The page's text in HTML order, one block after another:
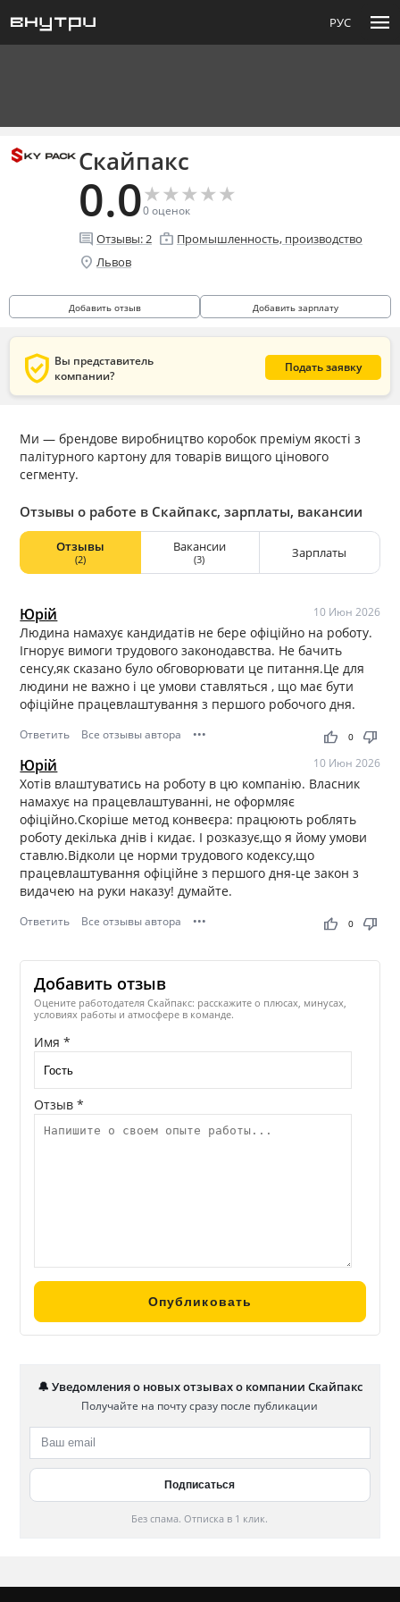
РУС menu
Скайпакс
0.0★
★★
★★
★★
★★
★
0оценок
comment Отзывы:2 enterprise Промышленность, производство
location_on Львов
Добавить отзыв Добавить зарплату
verified_user Вы представитель
компании?
Подать заявку
Ми — брендове виробництво коробок преміум якості з
палітурного картону для товарів вищого цінового
сегменту.
Отзывы о работе в Скайпакс, зарплаты, вакансии
Отзывы
(2)
Вакансии
(3) Зарплаты
Юрій 10 Июн 2026
Людина намахує кандидатів не бере офіційно на роботу.
Ігнорує вимоги трудового законодавства. Не бачить
сенсу,як сказано було обговорювати це питання.Це для
людини не важно і це умови ставляться , що має бути
офіційне працевлаштування з першого робочого дня.
Ответить Все отзывы автора ••• thumb_up thumb_down
0
Юрій 10 Июн 2026
Хотів влаштуватись на роботу в цю компанію. Власник
намахує на працевлаштуванні, не оформляє
офіційно.Скоріше метод конвеєра: працюють роблять
роботу декілька днів і кидає. І розказує,що я йому умови
ставлю.Відколи це норми трудового кодексу,що
працевлаштування офіційне з першого дня-це закон з
видачею на руки наказу! думайте.
Ответить Все отзывы автора ••• thumb_up thumb_down
0
Добавить отзыв
Оцените работодателя Скайпакс: расскажите о плюсах, минусах,
условиях работы и атмосфере в команде.
Имя *
Отзыв *
🔔 Уведомления о новых отзывах о компании Скайпакс
Получайте на почту сразу после публикации
Без спама. Отписка в 1 клик.